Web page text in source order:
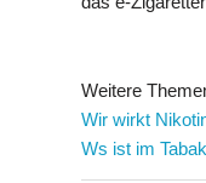
Weitere
Wir wirkt
Ws ist im